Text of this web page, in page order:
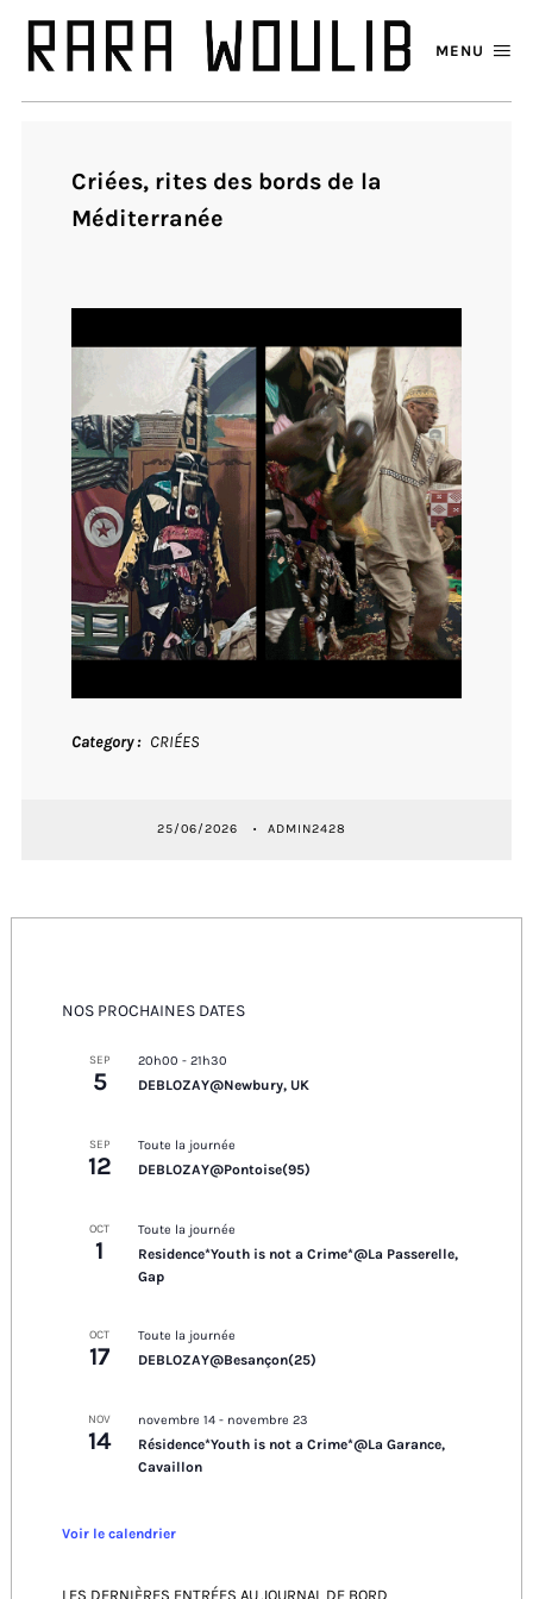
MENU
Criées, rites des bords de la
Méditerranée
Category CRIÉES
25/06/2026 ADMIN2428
NOS PROCHAINES DATES
SEP
5
20h00 - 21h30
DEBLOZAY@Newbury, UK
SEP
12
Toute la journée
DEBLOZAY@Pontoise(95)
OCT
1
Toute la journée
Residence*Youth is not a Crime*@La Passerelle,
Gap
OCT
17
Toute la journée
DEBLOZAY@Besançon(25)
NOV
14
novembre 14- novembre 23
Résidence*Youth is not a Crime*@La Garance,
Cavaillon
Voir le calendrier
LES DERNIÈRES ENTRÉES AU JOURNAL DE BORD